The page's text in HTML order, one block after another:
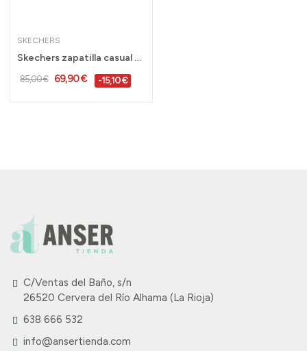
SKECHERS
Skechers zapatilla casual marino hombre Sunlite...
85,00 € 69,90 € -15,10 €
C/Ventas del Baño, s/n
26520 Cervera del Río Alhama (La Rioja)
638 666 532
info@ansertienda.com